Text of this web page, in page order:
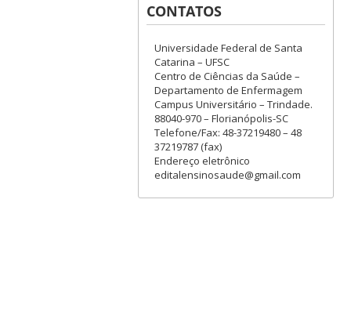
CONTATOS
Universidade Federal de Santa
Catarina – UFSC
Centro de Ciências da Saúde –
Departamento de Enfermagem
Campus Universitário – Trindade.
88040-970 – Florianópolis-SC
Telefone/Fax: 48-37219480 – 48
37219787 (fax)
Endereço eletrônico
editalensinosaude@gmail.com